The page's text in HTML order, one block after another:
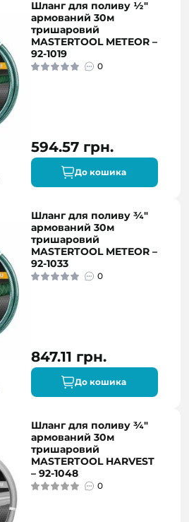
Шланг для поливу ½"
армований 30м
тришаровий
MASTERTOOL METEOR –
92-1019
0
594.57 грн.
До кошика
Шланг для поливу ¾"
армований 30м
тришаровий
MASTERTOOL METEOR –
92-1033
0
847.11 грн.
До кошика
Шланг для поливу ¾"
армований 30м
тришаровий
MASTERTOOL HARVEST
– 92-1048
0